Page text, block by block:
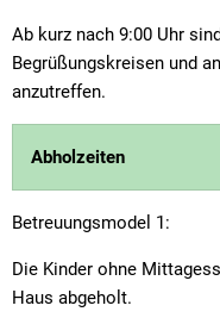
Ab kurz nach 9:00 Uhr
Begrüßungskreisen und
anzutreffen.
Abholzeiten
Betreuungsmodel 1:
Die Kinder ohne
Haus abgeholt.